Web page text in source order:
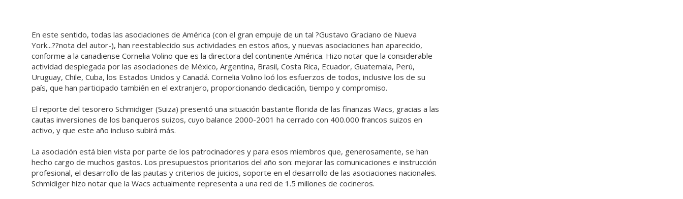
En este sentido, todas las asociaciones de América (con el gran empuje de un tal ?Gustavo Graciano de Nueva
York...??nota del autor-), han reestablecido sus actividades en estos años, y nuevas asociaciones han aparecido,
conforme a la canadiense Cornelia Volino que es la directora del continente América. Hizo notar que la considerable
actividad desplegada por las asociaciones de México, Argentina, Brasil, Costa Rica, Ecuador, Guatemala, Perú,
Uruguay, Chile, Cuba, los Estados Unidos y Canadá. Cornelia Volino loó los esfuerzos de todos, inclusive los de su
país, que han participado también en el extranjero, proporcionando dedicación, tiempo y compromiso.
El reporte del tesorero Schmidiger (Suiza) presentó una situación bastante florida de las finanzas Wacs, gracias a las
cautas inversiones de los banqueros suizos, cuyo balance 2000-2001 ha cerrado con 400.000 francos suizos en
activo, y que este año incluso subirá más.
La asociación está bien vista por parte de los patrocinadores y para esos miembros que, generosamente, se han
hecho cargo de muchos gastos. Los presupuestos prioritarios del año son: mejorar las comunicaciones e instrucción
profesional, el desarrollo de las pautas y criterios de juicios, soporte en el desarrollo de las asociaciones nacionales.
Schmidiger hizo notar que la Wacs actualmente representa a una red de 1.5 millones de cocineros.